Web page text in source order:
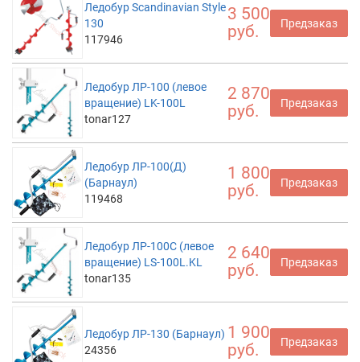
Ледобур Scandinavian Style
130
117946
3 500
руб.
Предзаказ
Ледобур ЛР-100 (левое
вращение) LK-100L
tonar127
2 870
руб.
Предзаказ
Ледобур ЛР-100(Д)
(Барнаул)
119468
1 800
руб.
Предзаказ
Ледобур ЛР-100С (левое
вращение) LS-100L.KL
tonar135
2 640
руб.
Предзаказ
Ледобур ЛР-130 (Барнаул)
24356
1 900
руб.
Предзаказ